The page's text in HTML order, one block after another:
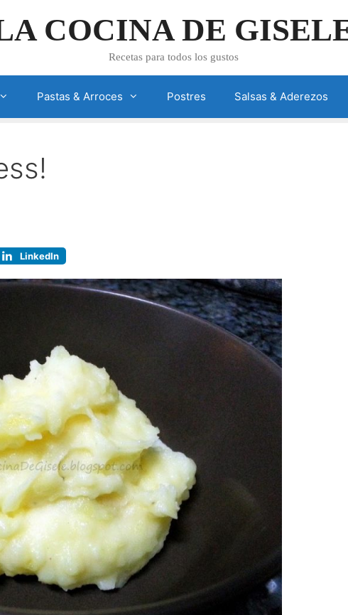
COCINA DE
Recetas para todos los gustos
Pastas & Arroces Postres Salsas & Aderezos
LinkedIn